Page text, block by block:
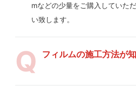
mなどの少量をご購入していた
い致します。
フィルムの施工方法が